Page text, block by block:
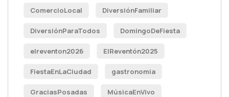
ComercioLocal DiversiónFamiliar
DiversiónParaTodos DomingoDeFiesta
elreventon2026 ElReventón2025
FiestaEnLaCiudad gastronomia
GraciasPosadas MúsicaEnVivo